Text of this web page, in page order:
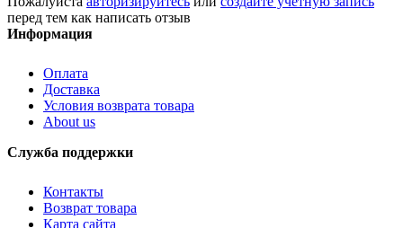
перед тем как написать отзыв
Информация
Оплата
Доставка
Условия возврата товара
About us
Служба поддержки
Контакты
Возврат товара
Карта сайта